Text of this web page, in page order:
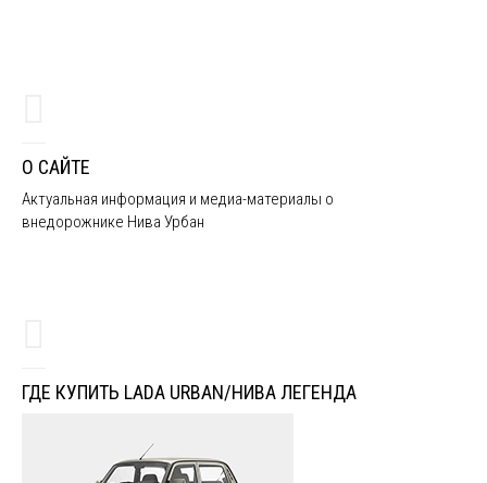
О САЙТЕ
Актуальная информация и медиа-материалы о
внедорожнике Нива Урбан
ГДЕ КУПИТЬ LADA URBAN/НИВА ЛЕГЕНДА